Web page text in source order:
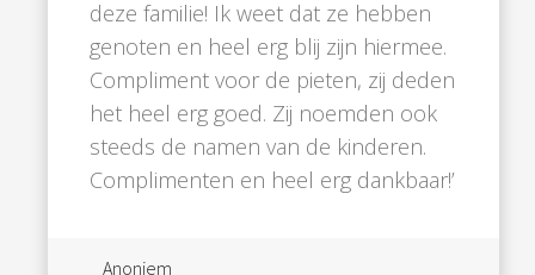
deze familie! Ik weet dat ze hebben
genoten en heel erg blij zijn hiermee.
Compliment voor de pieten, zij deden
het heel erg goed. Zij noemden ook
steeds de namen van de kinderen.
Complimenten en heel erg dankbaar!’
Anoniem